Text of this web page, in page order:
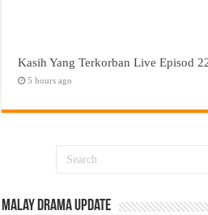
Kasih Yang Terkorban Live Episod
5 hours ago
Malay Drama Update